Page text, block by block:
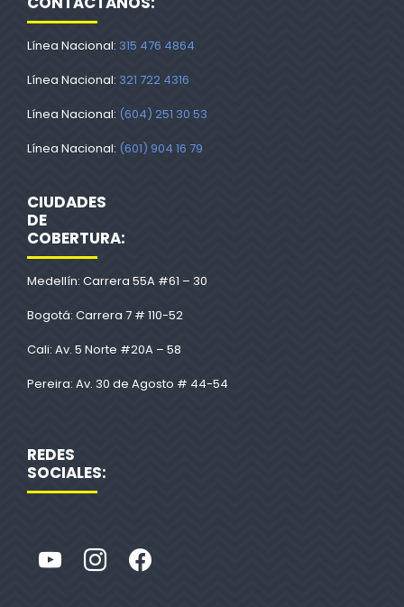
Línea Nacional: 315 476 4864
Línea Nacional: 321 722 4316
Línea Nacional: (604) 251 30 53
Línea Nacional: (601) 904 16 79
CIUDADES
DE
COBERTURA:
Medellín: Carrera 55A #61 – 30
Bogotá: Carrera 7 # 110-52
Cali: Av. 5 Norte #20A – 58
Pereira: Av. 30 de Agosto # 44-54
REDES
SOCIALES: